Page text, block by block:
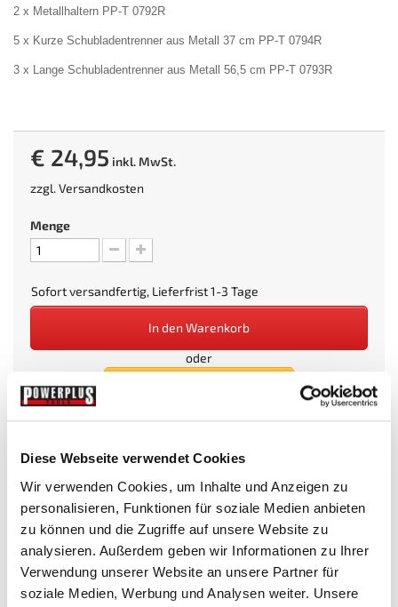
Diese Webseite verwendet Cookies
Wir verwenden Cookies, um Inhalte und Anzeigen zu
personalisieren, Funktionen für soziale Medien anbieten
zu können und die Zugriffe auf unsere Website zu
analysieren. Außerdem geben wir Informationen zu Ihrer
Verwendung unserer Website an unsere Partner für
soziale Medien, Werbung und Analysen weiter. Unsere
2 x Metallhaltern PP-T 0792R
5 x Kurze Schubladentrenner aus Metall 37 cm PP-T 0794R
3 x Lange Schubladentrenner aus Metall 56,5 cm PP-T 0793R
€ 24,95 inkl. MwSt.
zzgl.Versandkosten
Menge
Sofort versandfertig, Lieferfrist 1-3 Tage
In den Warenkorb
oder
Beim Kauf dieses Artikels erhalten Sie:24 PowerPunkte